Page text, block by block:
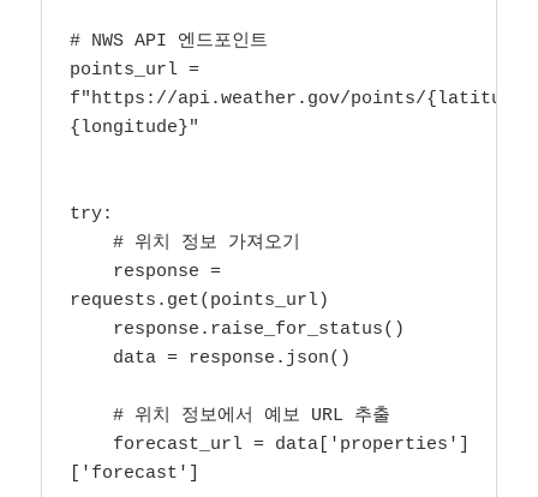
# NWS API 엔드포인트
points_url =
f"https://api.weather.gov/points/
{longitude}"
try:
requests.get(points_url)
['forecast']